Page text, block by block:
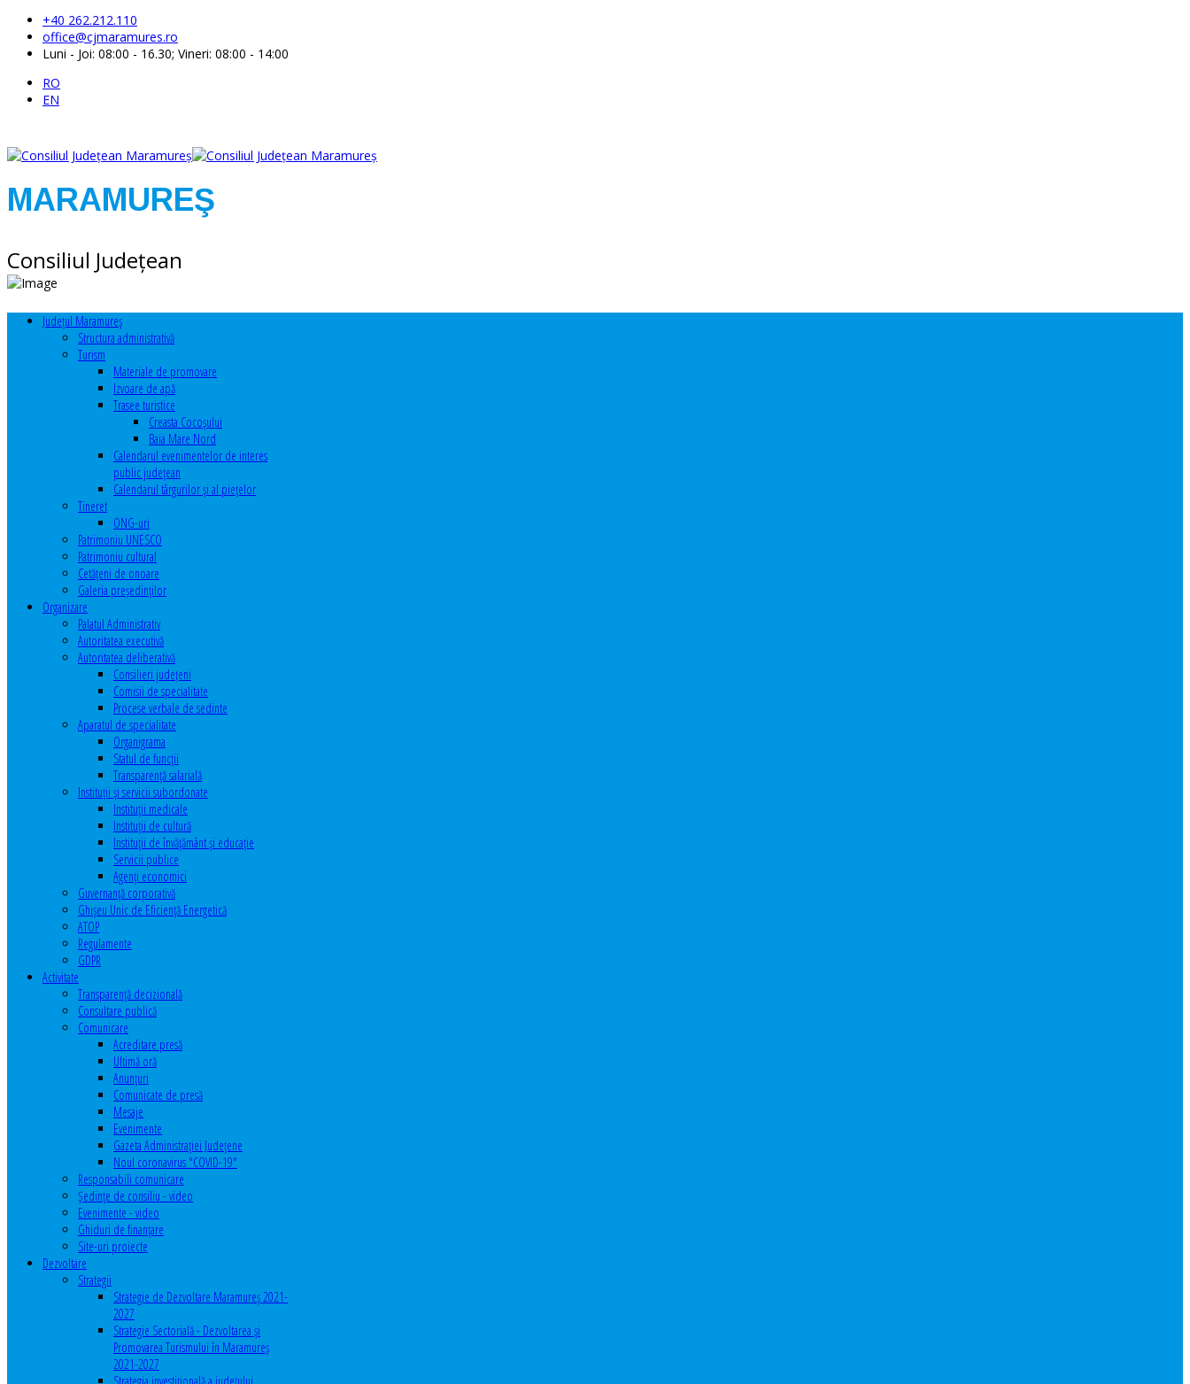
+40 262.212.110
office@cjmaramures.ro
Luni - Joi: 08:00 - 16.30; Vineri: 08:00 - 14:00
RO
EN
MARAMUREŞ
Consiliul Judeţean
Judeţul Maramureş
Structura administrativă
Turism
Materiale de promovare
Izvoare de apă
Trasee turistice
Creasta Cocoșului
Baia Mare Nord
Calendarul evenimentelor de interes
public judeţean
Calendarul târgurilor şi al pieţelor
Tineret
ONG-uri
Patrimoniu UNESCO
Patrimoniu cultural
Cetăţeni de onoare
Galeria președinților
Organizare
Palatul Administrativ
Autoritatea executivă
Autoritatea deliberativă
Consilieri judeţeni
Comisii de specialitate
Procese verbale de sedinte
Aparatul de specialitate
Organigrama
Statul de funcții
Transparență salarială
Instituţii şi servicii subordonate
Instituţii medicale
Instituţii de cultură
Instituţii de învăţământ şi educaţie
Servicii publice
Agenţi economici
Guvernanță corporativă
Ghişeu Unic de Eficienţă Energetică
ATOP
Regulamente
GDPR
Activitate
Transparenţă decizională
Consultare publică
Comunicare
Acreditare presă
Ultimă oră
Anunţuri
Comunicate de presă
Mesaje
Evenimente
Gazeta Administraţiei Judeţene
Noul coronavirus "COVID-19"
Responsabili comunicare
Şedinţe de consiliu - video
Evenimente - video
Ghiduri de finanţare
Site-uri proiecte
Dezvoltare
Strategii
Strategie de Dezvoltare Maramureș 2021-
2027
Strategie Sectorială - Dezvoltarea și
Promovarea Turismului în Maramureș
2021-2027